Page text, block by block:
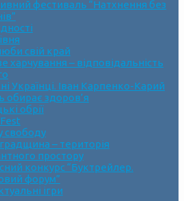
фестиваль “Натхнення без
свій край
харчування – відповідальність
Українці. Іван Карпенко-Карий
обирає здоров’я
обрії
свободу
– територія
простору
конкурс “Буктрейлер.
форум”
ігри